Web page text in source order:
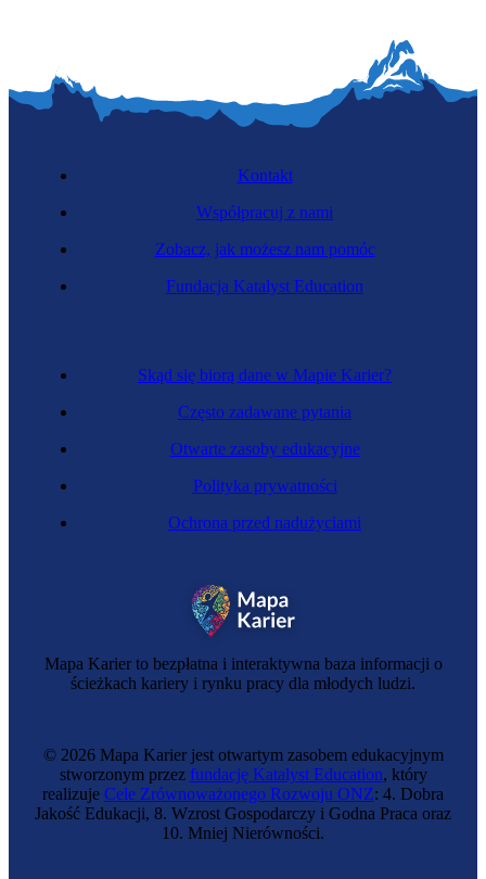
Mapa Karier to bezpłatna i interaktywna baza informacji o
ścieżkach kariery i rynku pracy dla młodych ludzi.
Skąd się biorą dane w Mapie Karier?
Często zadawane pytania
Otwarte zasoby edukacyjne
Polityka prywatności
Ochrona przed nadużyciami
Kontakt
Współpracuj z nami
Zobacz, jak możesz nam pomóc
Fundacja Katalyst Education
© 2026 Mapa Karier jest otwartym zasobem edukacyjnym
stworzonym przez fundację Katalyst Education, który
realizuje Cele Zrównoważonego Rozwoju ONZ: 4. Dobra
Jakość Edukacji, 8. Wzrost Gospodarczy i Godna Praca oraz
10. Mniej Nierówności.